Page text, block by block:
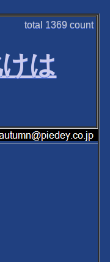
total 1369 count
は